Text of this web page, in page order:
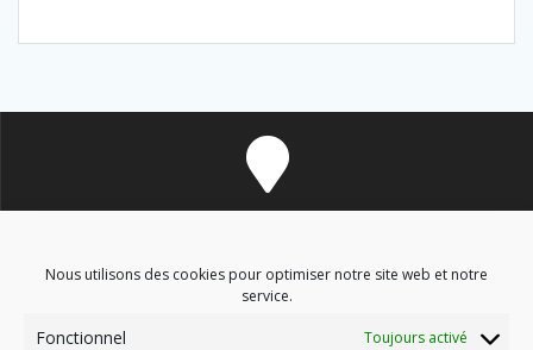
Nous utilisons des cookies pour optimiser notre site web et notre
service.
Fonctionnel Toujours activé